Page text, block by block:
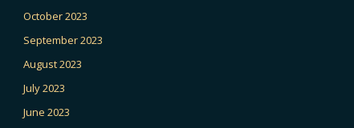
October 2023
September 2023
August 2023
July 2023
June 2023